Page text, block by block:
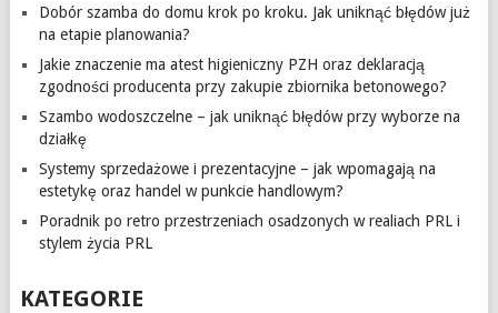
Dobór szamba do domu krok po kroku. Jak uniknąć błędów już
na etapie planowania?
Jakie znaczenie ma atest higieniczny PZH oraz deklaracją
zgodności producenta przy zakupie zbiornika betonowego?
Szambo wodoszczelne – jak uniknąć błędów przy wyborze na
działkę
Systemy sprzedażowe i prezentacyjne – jak wpomagają na
estetykę oraz handel w punkcie handlowym?
Poradnik po retro przestrzeniach osadzonych w realiach PRL i
stylem życia PRL
KATEGORIE